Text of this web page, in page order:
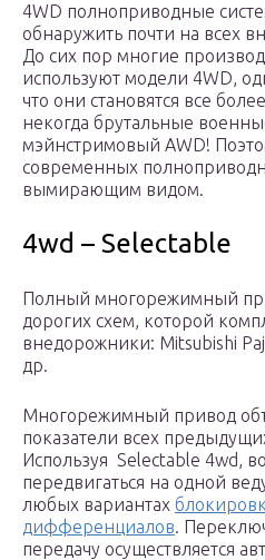
4WD полноприводные
обнаружить почти на всех
До сих пор многие
используют модели 4WD,
что они становятся все
некогда брутальные
мэйнстримовый AWD!
современных
вымирающим видом.
4wd – Selectable
Полный многорежимный
дорогих схем, которой
внедорожники: Mitsubishi
др.
Многорежимный привод
показатели всех
Используя Selectable 4wd,
передвигаться на одной
любых вариантах
дифференциалов.
передачу осуществляется